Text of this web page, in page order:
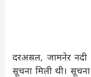
दरअसल, जामनेर
सूचना मिली थी।